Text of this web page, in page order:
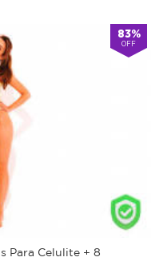
83%
OFF
Para Celulite + 8